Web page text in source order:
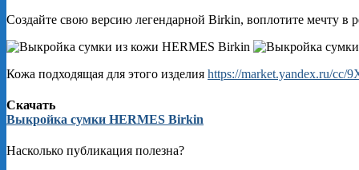
Создайте свою версию легендарной Birkin, воплотите мечту в
Кожа подходящая для этого изделия https://market.yandex.ru/cc/
Скачать
Выкройка сумки HERMES Birkin
Насколько публикация полезна?